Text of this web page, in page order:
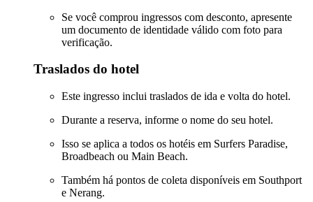
Se você comprou ingressos com desconto, apresente
um documento de identidade válido com foto para
verificação.
Traslados do hotel
Este ingresso inclui traslados de ida e volta do hotel.
Durante a reserva, informe o nome do seu hotel.
Isso se aplica a todos os hotéis em Surfers Paradise,
Broadbeach ou Main Beach.
Também há pontos de coleta disponíveis em Southport
e Nerang.